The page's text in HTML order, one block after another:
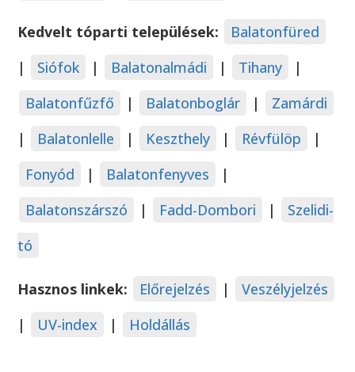
Kedvelt tóparti települések:
Balatonfüred
|
Siófok | Balatonalmádi | Tihany
|
Balatonfűzfő
| Balatonboglár |
Zamárdi
|
Balatonlelle | Keszthely | Révfülöp
|
Fonyód
| Balatonfenyves
|
Balatonszárszó
| Fadd-Dombori |
Szelidi-
tó
Hasznos linkek: Előrejelzés |
Veszélyjelzés
|
UV-index | Holdállás